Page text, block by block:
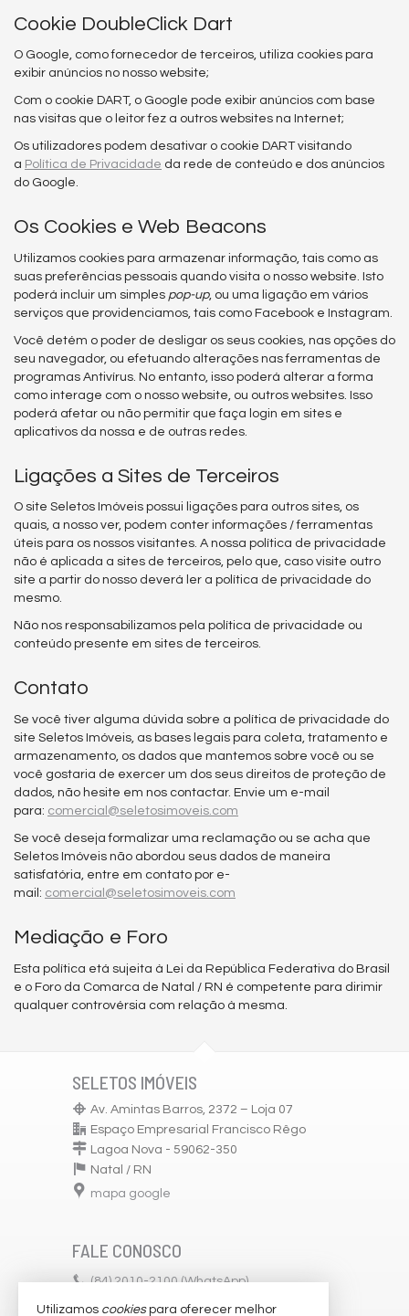
Cookie DoubleClick Dart
O Google, como fornecedor de terceiros, utiliza cookies para
exibir anúncios no nosso website;
Com o cookie DART, o Google pode exibir anúncios com base
nas visitas que o leitor fez a outros websites na Internet;
Os utilizadores podem desativar o cookie DART visitando
a Política de Privacidade da rede de conteúdo e dos anúncios
do Google.
Os Cookies e Web Beacons
Utilizamos cookies para armazenar informação, tais como as
suas preferências pessoais quando visita o nosso website. Isto
poderá incluir um simples pop-up, ou uma ligação em vários
serviços que providenciamos, tais como Facebook e Instagram.
Você detém o poder de desligar os seus cookies, nas opções do
seu navegador, ou efetuando alterações nas ferramentas de
programas Antivírus. No entanto, isso poderá alterar a forma
como interage com o nosso website, ou outros websites. Isso
poderá afetar ou não permitir que faça login em sites e
aplicativos da nossa e de outras redes.
Ligações a Sites de Terceiros
O site Seletos Imóveis possui ligações para outros sites, os
quais, a nosso ver, podem conter informações / ferramentas
úteis para os nossos visitantes. A nossa política de privacidade
não é aplicada a sites de terceiros, pelo que, caso visite outro
site a partir do nosso deverá ler a política de privacidade do
mesmo.
Não nos responsabilizamos pela política de privacidade ou
conteúdo presente em sites de terceiros.
Contato
Se você tiver alguma dúvida sobre a política de privacidade do
site Seletos Imóveis, as bases legais para coleta, tratamento e
armazenamento, os dados que mantemos sobre você ou se
você gostaria de exercer um dos seus direitos de proteção de
dados, não hesite em nos contactar. Envie um e-mail
para: comercial@seletosimoveis.com
Se você deseja formalizar uma reclamação ou se acha que
Seletos Imóveis não abordou seus dados de maneira
satisfatória, entre em contato por e-
mail: comercial@seletosimoveis.com
Mediação e Foro
Esta política etá sujeita à Lei da República Federativa do Brasil
e o Foro da Comarca de Natal / RN é competente para dirimir
qualquer controvérsia com relação à mesma.
SELETOS IMÓVEIS
Av. Amintas Barros, 2372 – Loja 07
Espaço Empresarial Francisco Rêgo
Lagoa Nova - 59062-350
Natal / RN
mapa google
FALE CONOSCO
(84)2010-2100 (WhatsApp)
Utilizamos cookiespara oferecer melhor